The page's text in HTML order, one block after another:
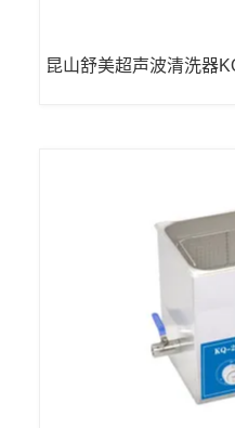
昆山舒美超声波清洗器